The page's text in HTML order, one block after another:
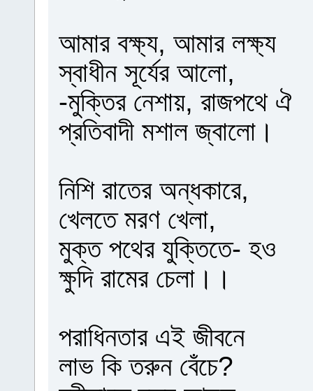
আমার বক্ষ্য, আমার লক্ষ্য
স্বাধীন সূর্যের আলো,
-মুক্তির নেশায়, রাজপথে ঐ
প্রতিবাদী মশাল জ্বালো।
নিশি রাতের অন্ধকারে,
খেলতে মরণ খেলা,
মুক্ত পথের যুক্তিতে- হও
ক্ষুদি রামের চেলা।।
পরাধিনতার এই জীবনে
লাভ কি তরুন বেঁচে?